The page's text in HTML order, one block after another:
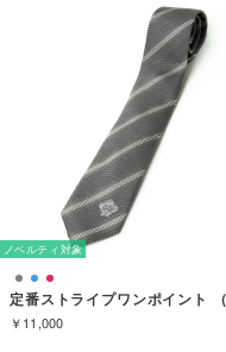
ノベルティ対象
￥11,000